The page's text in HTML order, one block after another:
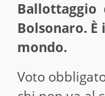
Ballottaggio
Bolsonaro. È
mondo.
Voto